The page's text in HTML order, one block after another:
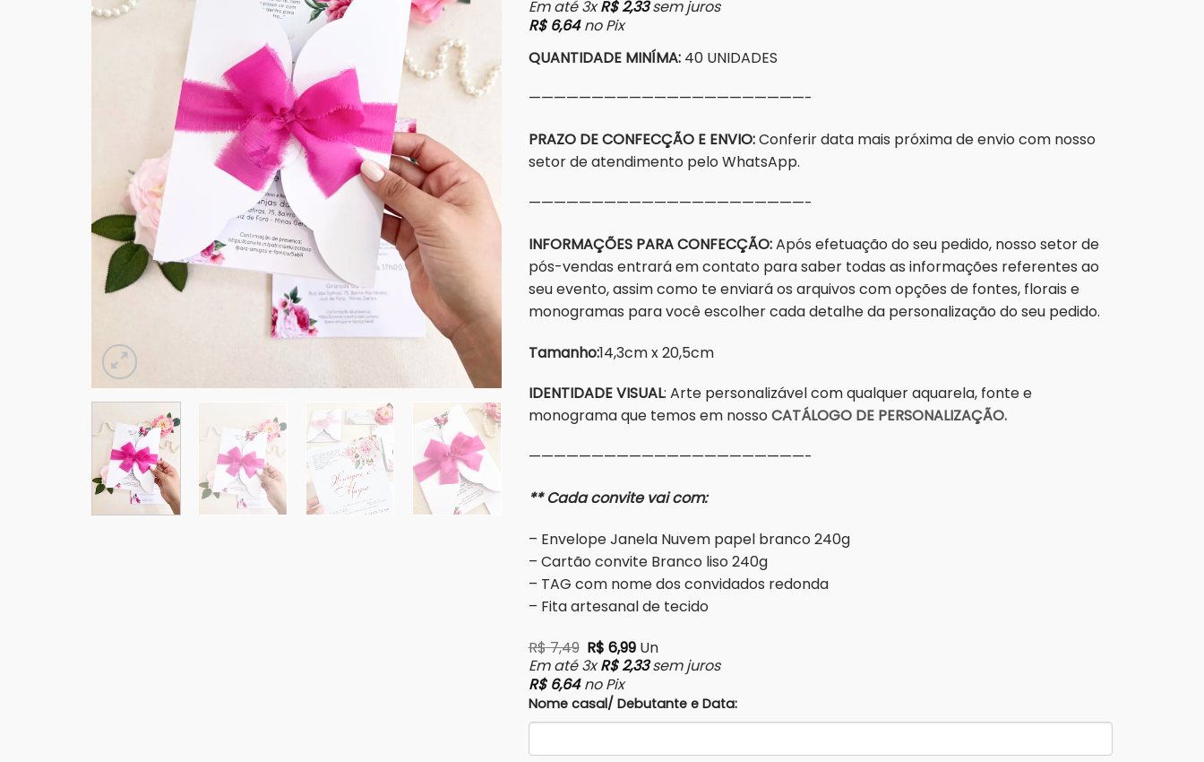
Em até 3xR$2,33sem juros
R$6,64 no Pix
QUANTIDADE MINÍMA:40 UNIDADES
——————————————————————-
PRAZO DE CONFECÇÃO E ENVIO:Conferir data mais próxima de envio com nosso
setor de atendimento pelo WhatsApp.
——————————————————————-
INFORMAÇÕES PARA CONFECÇÃO:Após efetuação do seu pedido, nosso setor de
pós-vendas entrará em contato para saber todas as informações referentes ao
seu evento, assim como te enviará os arquivos com opções de fontes, florais e
monogramas para você escolher cada detalhe da personalização do seu pedido.
Tamanho:14,3cm x 20,5cm
IDENTIDADE VISUAL: Arte personalizável com qualquer aquarela, fonte e
monograma que temos em nossoCATÁLOGO DE PERSONALIZAÇÃO.
——————————————————————-
** Cada convite vai com:
– Envelope Janela Nuvem papel branco 240g
– Cartão convite Branco liso 240g
– TAG com nome dos convidados redonda
– Fita artesanal de tecido
R$7,49 O preço original era: R$ 7,49.
R$ 6,99O preço atual é: R$ 6,99.
Un
Em até 3xR$2,33sem juros
R$6,64 no Pix
Nome casal/ Debutante e Data: